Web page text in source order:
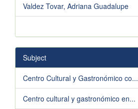
Valdez Tovar, Adriana Guadalupe
Subject
Centro Cultural y Gastronómico co...
Centro cultural y gastronómico en...